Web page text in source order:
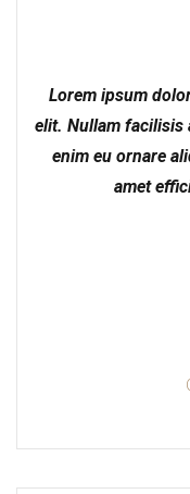
Lorem ipsum
elit. Nullam facilisis
enim eu ornare
amet